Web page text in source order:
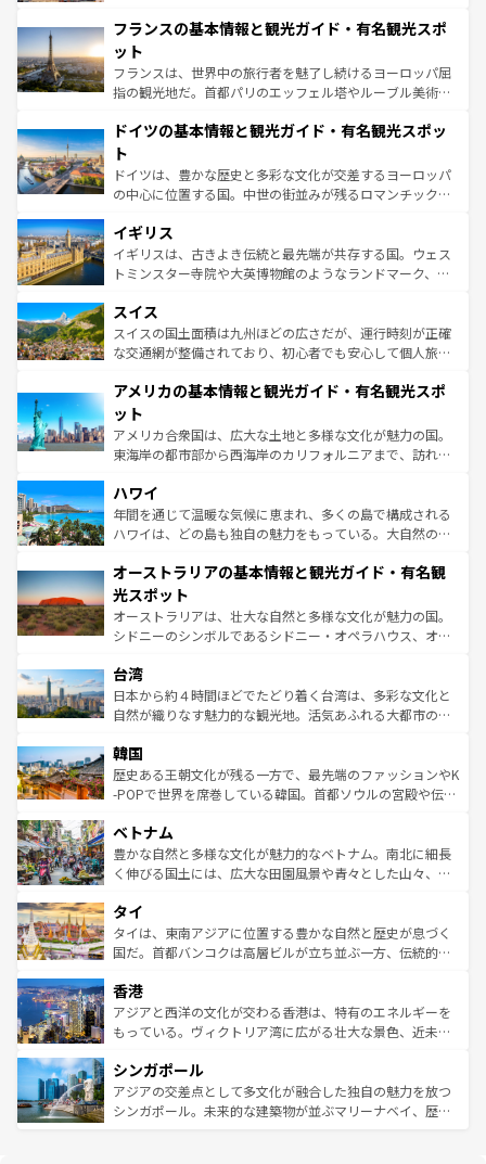
ませてくれるイタリアで、忘れられない旅をしてみよう！
なお、新着のイタリア情報は
しい。
文化が根付くこの国では、情熱的なフラメンコ、熱気あふ
れる闘牛、そして美味しいタパスが生活の一部となってい
る。首都マドリードの洗練された雰囲気や、バルセロナの
アートに溢れた街角から、地方では古代ローマ遺跡や中世
せる。地方によって風土や気候が異なるスペインはその個
ンテンツ一覧 を参照してほしい。
フランスの基本情報と観光ガイド・有名観光スポ
ット
フランスは、世界中の旅行者を魅了し続けるヨーロッパ屈
指の観光地だ。首都パリのエッフェル塔やルーブル美術館
で、幅広い魅力が詰まっている。華麗な宮殿、歴史的な大
聖堂、美しいビーチ、そして豊かな自然が、訪れる者を心
から魅了する。また、フランスは美食の国としても知ら
れ、フランス料理はユネスコ無形文化遺産にも登録されて
香り高いラベンダー畑など、多彩な楽しみ方が可能だ。さ
らに、パリ以外の地域にも魅力が溢れており、どの街角に
も豊かな歴史と文化が息づいている。パリ以外の個性あふ
を参照してほしい。
ドイツの基本情報と観光ガイド・有名観光スポッ
ト
ドイツは、豊かな歴史と多彩な文化が交差するヨーロッパ
の中心に位置する国。中世の街並みが残るロマンチック街
顔を持つこの国は、どこを歩いても飽きることがない。ベ
ルリンの文化的活気、バイエルン州のアルプスの絶景、そ
してライン川沿いのワイン畑といった風景は必見。ビール
は、お酒好きな人にはぜひ体験してほしい。 なお、新着の
ドイツ情報はコンテンツ一覧を参照してほしい。
イギリス
イギリスは、古きよき伝統と最先端が共存する国。ウェス
トミンスター寺院や大英博物館のようなランドマーク、歴
リアごとに異なる魅力がある。また、優雅なアフタヌーン
ティー、ビール好きにはたまらない英国パブ、サッカー観
戦など、本場だからこそできる体験も豊富。イギリスを旅
ンツ一覧を参照してほしい。
スイス
スイスの国土面積は九州ほどの広さだが、運行時刻が正確
な交通網が整備されており、初心者でも安心して個人旅行
の建物がそのまま残る町や、スイスならではのユニークな
博物館もあり、アルプス観光だけでなく町歩きも満喫する
ことができる。国民の所得が高いため物価も高いが、旅行
者向けの交通パス提供のサービスもあり、うまく活用すれ
着のスイス情報は
アメリカの基本情報と観光ガイド・有名観光スポ
ット
アメリカ合衆国は、広大な土地と多様な文化が魅力の国。
東海岸の都市部から西海岸のカリフォルニアまで、訪れる
のような巨大都市は、観光、ショッピング、エンターテイ
ンメントが詰まった刺激的なスポットだ。一方、アメリカ
西部には大自然が広がり、グランドキャニオンやイエロー
部のニューオーリンズでは、音楽と美食が融合した独特の
文化が魅力。旅行者はアメリカの各地域で異なる魅力を楽
しみながら、その多様性と豊かな歴史を感じることができ
るだろう。車でのロードトリップや列車の旅も、アメリカ
情報は
ハワイ
年間を通じて温暖な気候に恵まれ、多くの島で構成される
ハワイは、どの島も独自の魅力をもっている。大自然の神
ワイ島は見逃せない。また、定番の観光地といえばオアフ
島だが、静かな自然を求めるならマウイ島やカウアイ島が
おすすめ。エメラルドグリーンに輝く海をはじめ、豊かな
文化や歴史が息づいている。「アロハスピリット」と呼ば
人々、おいしいローカルフードやハワイアンミュージッ
ク、伝統的なフラダンスなど、すべてがハワイの魅力を彩
っている。訪れるたびに新しい発見と感動が待っているハ
はコンテンツ一覧
オーストラリアの基本情報と観光ガイド・有名観
光スポット
オーストラリアは、壮大な自然と多様な文化が魅力の国。
シドニーのシンボルであるシドニー・オペラハウス、オー
リアリーフや大陸中央部にそびえるウルル（エアーズロッ
ク）、タスマニアの美しい原生林やケアンズの熱帯雨林な
ど、見どころがたくさん。また、カフェやワイン、オージ
いる。アクティビティも充実しており、サーフィンやダイ
ビング、ハイキングなど、アウトドア好きにはたまらな
い。オーストラリアの多彩な魅力を存分に味わいつくそ
参照してほしい。
台湾
日本から約４時間ほどでたどり着く台湾は、多彩な文化と
自然が織りなす魅力的な観光地。活気あふれる大都市の台
ン）、静ひつな山岳地帯である台湾東部など、都市の喧騒
と山間の静けさが共存しており、訪れる人に新しい発見と
驚きをもたらしてくれる。また、奥深い台湾の食文化も魅
容にもいいと評判のスイーツなど、バラエティ豊かな料理
が味わえる。 なお、新着の台湾情報は コンテンツ一覧を参
照してほしい。
韓国
歴史ある王朝文化が残る一方で、最先端のファッションやK
-POPで世界を席巻している韓国。首都ソウルの宮殿や伝統
き、地方に足を延ばせば四季折々の自然美を楽しむことが
できる。そして、キムチや焼肉、絶品のストリートフード
まで、さまざまな韓国料理が待っている。夜には、韓国な
リティに包まれながら、韓国の多彩な魅力を心ゆくまで味
わってみてほしい。 なお、新着の韓国情報はコンテンツ一
覧を参照してほしい。
ベトナム
豊かな自然と多様な文化が魅力的なベトナム。南北に細長
く伸びる国土には、広大な田園風景や青々とした山々、世
急速な発展と共に伝統が息づく。ハノイの古い町並みやホ
ーチミン市のフランス統治時代の建物も、独特の雰囲気を
醸し出している。また、バラエティの豊かさとおいしさで
とつ。フォーやバインミー、ベトナムコーヒーなどは、ぜ
ひ現地で味わいたい。どの地域を訪れてもあたたかい人々
が旅行者を迎えてくれるので、きっと忘れられない旅にな
参照してほしい。
タイ
タイは、東南アジアに位置する豊かな自然と歴史が息づく
国だ。首都バンコクは高層ビルが立ち並ぶ一方、伝統的な
の活気が交差している。北部ではチェンマイなどの山岳地
帯で自然と触れ合い、南部ではプーケットやクラビの美し
いビーチでリゾート気分を楽しむことができる。タイ料理
激する。気候は一年中温暖で、どの季節にも異なる楽しみ
が待っている。親しみやすいタイの人々、仏教を中心とし
た文化、そして多様な観光資源が、訪れる旅人を魅了し続
香港
アジアと西洋の文化が交わる香港は、特有のエネルギーを
もっている。ヴィクトリア湾に広がる壮大な景色、近未来
み、どこを訪れても感動するはず。観光スポットが密集し
ており、効率よく見どころを回れるのも魅力。息をのむよ
うな絶景から文化的な体験まで、香港を存分に楽しみ尽く
シンガポール
アジアの交差点として多文化が融合した独自の魅力を放つ
シンガポール。未来的な建築物が並ぶマリーナベイ、歴史